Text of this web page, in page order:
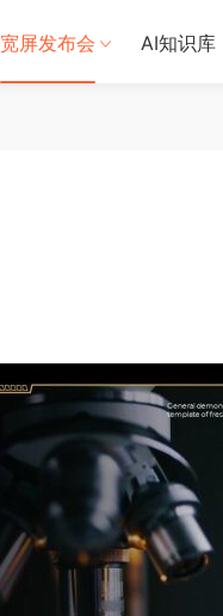
宽屏发布会 AI知识库